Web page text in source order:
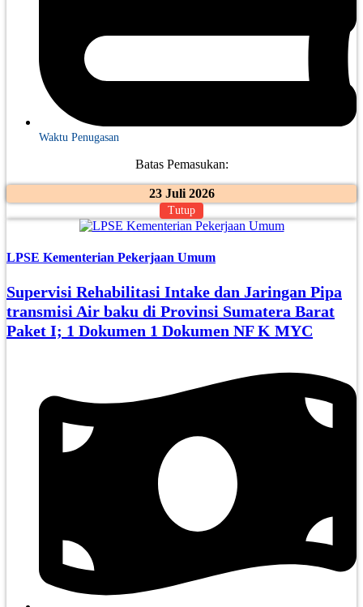
Waktu Penugasan
Batas Pemasukan:
23 Juli 2026
Tutup
LPSE Kementerian Pekerjaan Umum
Supervisi Rehabilitasi Intake dan Jaringan Pipa
transmisi Air baku di Provinsi Sumatera Barat
Paket I; 1 Dokumen 1 Dokumen NF K MYC